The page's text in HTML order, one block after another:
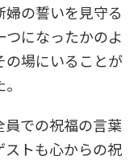
の誓いを見守る
になったかのよ
の場にいることが
での祝福の言葉
トも心からの祝